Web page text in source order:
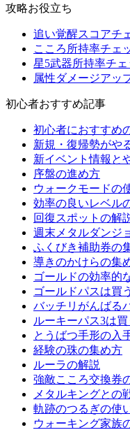
攻略お役立ち
追い覚醒スコアチ
こころ所持率チェ
星5武器所持率チ
属性ダメージアッ
初心者おすすめ記事
初心者におすすめ
新規・復帰勢がや
新イベント情報と
序盤の進め方
ウォークモードの
効率の良いレベル
回復スポットの解
週末メタルダンジ
ふくびき補助券の
導きのかけらの集
ゴールドの効率的
ゴールドパスは買
バッチリがんばる
ルーキーパス3は買
とうばつ手形の入
経験の珠の集め方
ルーラの解説
強敵こころ交換券
メタルキングとの
軌跡のつるぎの使
ウォーキング家族